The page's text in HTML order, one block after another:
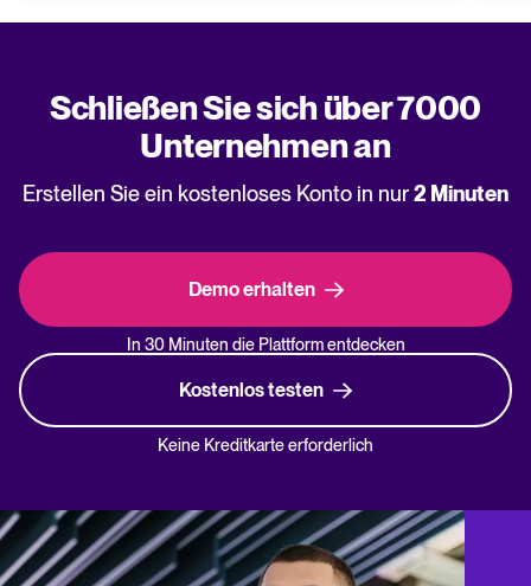
Schließen Sie sich über 7000
Unternehmen an
Erstellen Sie ein kostenloses Konto in nur2 Minuten
Demo erhalten
In 30 Minuten die Plattform entdecken
Kostenlos testen
Keine Kreditkarte erforderlich